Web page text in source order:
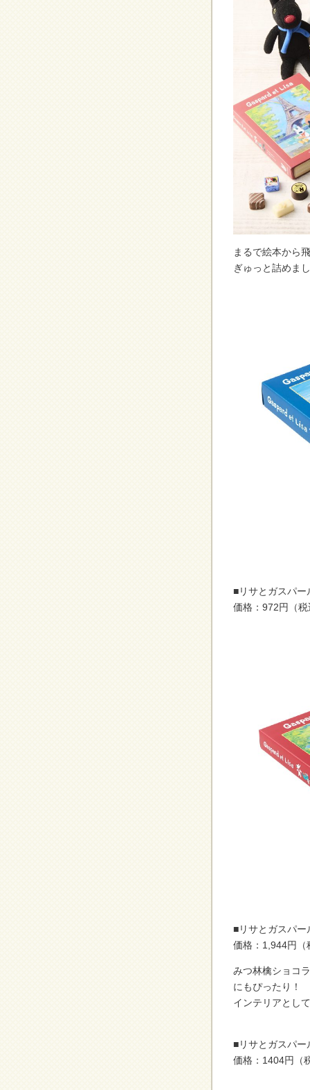
まるで絵本から
ぎゅっと詰めま
■リサとガスパー
価格：972円（税
■リサとガスパー
価格：1,944円（
みつ林檎ショコ
にもぴったり！
インテリアとし
■リサとガスパー
価格：1404円（